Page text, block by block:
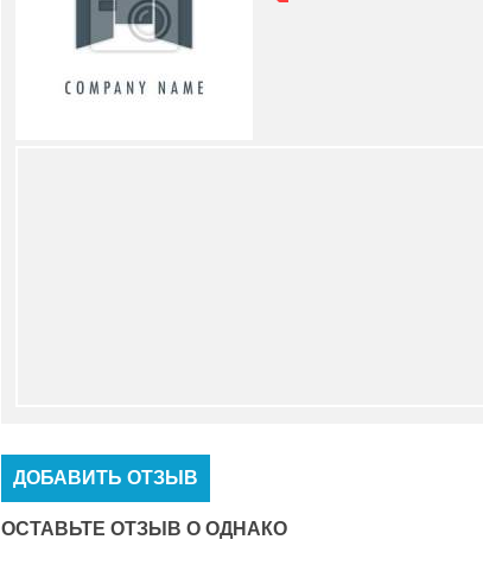
ДОБАВИТЬ ОТЗЫВ
ОСТАВЬТЕ ОТЗЫВ О ОДНАКО